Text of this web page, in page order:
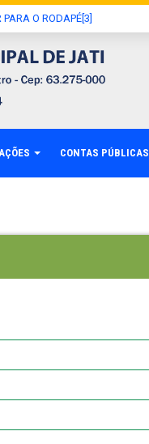
PARA O RODAPÉ[3]
CONTAS PÚBLICAS